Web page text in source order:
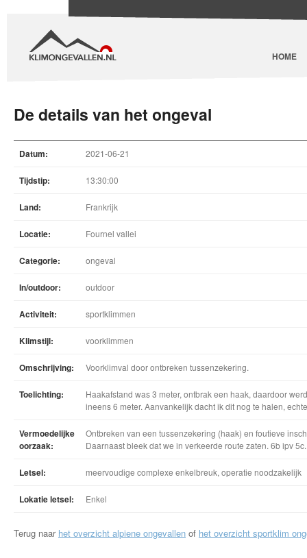
HOME
De details van het ongeval
Datum: 2021-06-21
Tijdstip: 13:30:00
Land: Frankrijk
Locatie: Fournel vallei
Categorie: ongeval
In/outdoor: outdoor
Activiteit: sportklimmen
Klimstijl: voorklimmen
Omschrijving: Voorklimval door ontbreken tussenzekering.
Toelichting:
Haakafstand was 3 meter, ontbrak een haak, daardoor
ineens 6 meter. Aanvankelijk dacht ik dit nog te halen,
Vermoedelijke
oorzaak:
Ontbreken van een tussenzekering (haak) en foutieve
Daarnaast bleek dat we in verkeerde route zaten. 6b ipv 5c.
Letsel: meervoudige complexe enkelbreuk, operatie noodzakelijk
Lokatie letsel: Enkel
Terug naar het overzicht alpiene ongevallen of het overzicht sportklim